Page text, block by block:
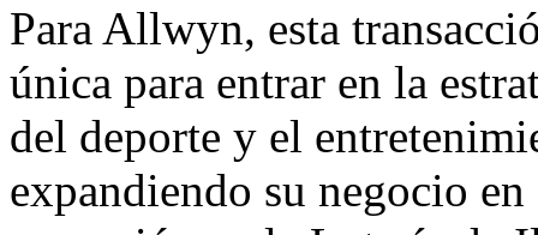
Para Allwyn, esta
única para entrar en la
del deporte y el
expandiendo su negocio